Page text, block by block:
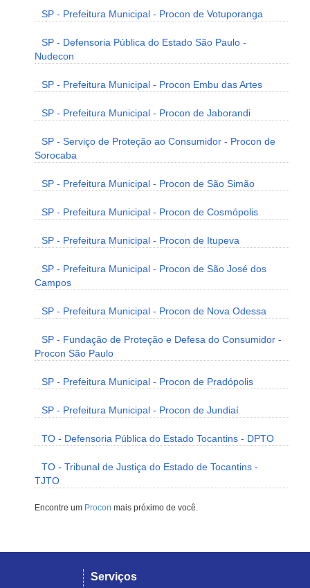
SP - Prefeitura Municipal - Procon de Votuporanga
SP - Defensoria Pública do Estado São Paulo -
Nudecon
SP - Prefeitura Municipal - Procon Embu das Artes
SP - Prefeitura Municipal - Procon de Jaborandi
SP - Serviço de Proteção ao Consumidor - Procon de
Sorocaba
SP - Prefeitura Municipal - Procon de São Simão
SP - Prefeitura Municipal - Procon de Cosmópolis
SP - Prefeitura Municipal - Procon de Itupeva
SP - Prefeitura Municipal - Procon de São José dos
Campos
SP - Prefeitura Municipal - Procon de Nova Odessa
SP - Fundação de Proteção e Defesa do Consumidor -
Procon São Paulo
SP - Prefeitura Municipal - Procon de Pradópolis
SP - Prefeitura Municipal - Procon de Jundiaí
TO - Defensoria Pública do Estado Tocantins - DPTO
TO - Tribunal de Justiça do Estado de Tocantins -
TJTO
Encontre um Procon mais próximo de você.
Serviços